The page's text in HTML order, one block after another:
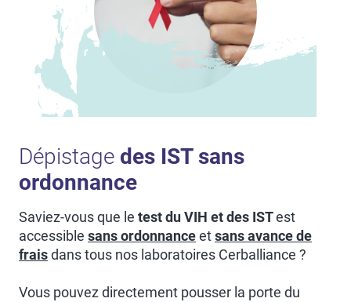
Dépistage des IST sans
ordonnance
Saviez-vous que le test du VIH et des ISTest
accessible sans ordonnanceetsans avance de
fraisdans tous nos laboratoires Cerballiance ?
Vous pouvez directement pousser la porte du